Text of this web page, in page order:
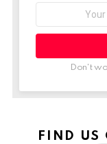
Don't
FIND US